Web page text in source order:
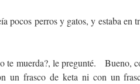
pocos perros y gatos, y estaba en
te muerda?, le pregunté. Bueno,
un frasco de keta ni con un